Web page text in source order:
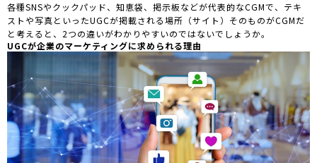
各種SNSやクックパッド、知恵袋、掲示板などが代表的なCGMで、テキ
ストや写真といったUGCが掲載される場所（サイト）そのものがCGMだ
と考えると、2つの違いがわかりやすいのではないでしょうか。
UGCが企業のマーケティングに求められる理由